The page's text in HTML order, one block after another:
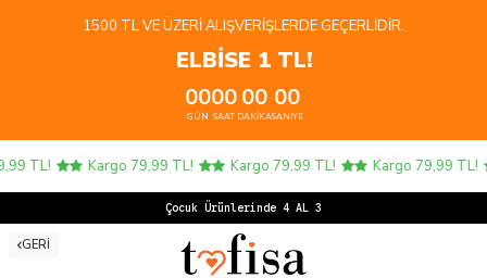
1500 TL VE ÜZERI ALIŞVERIŞLERDE GEÇERLIDIR.
ELBİSE 1 TL!
00
GÜN
00
SAAT
00
DAKIKA
00
SANIYE
TL! Kargo 79,99 TL! Kargo 79,99 TL! Kargo 79,99 TL!
Çocuk Ürünlerinde 4 AL 3 ÖDE
GERI